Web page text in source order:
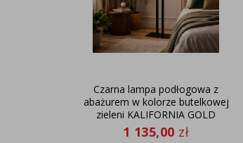
Czarna lampa podłogowa z
abażurem w kolorze butelkowej
zieleni KALIFORNIA GOLD
1 135,00 zł